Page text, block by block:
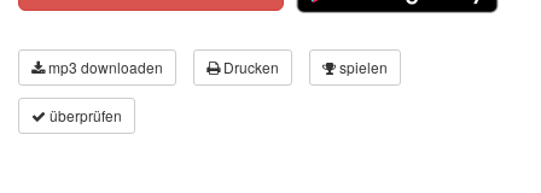
mp3 downloaden Drucken spielen
überprüfen